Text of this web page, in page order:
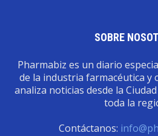
SOBRE
Pharmabiz es un diario
de la industria farmacéutica y
analiza noticias desde la
toda la
Contáctanos: